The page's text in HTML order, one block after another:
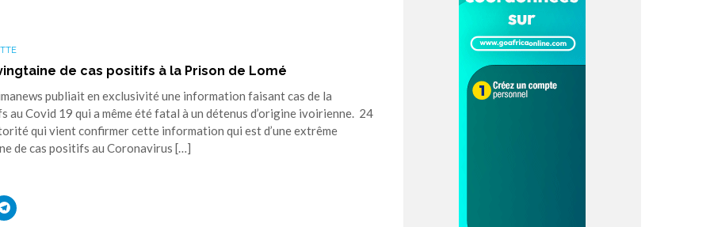
vingtaine de cas positifs à la Prison de Lomé
publiait en exclusivité une information faisant cas de la
au Covid 19 qui a même été fatal à un détenus d’origine ivoirienne. 24
qui vient confirmer cette information qui est d’une extrême
de cas positifs au Coronavirus […]
Cliquez
pour